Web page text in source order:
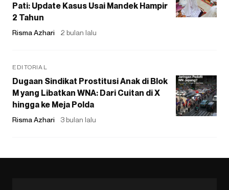
Pati: Update Kasus Usai Mandek Hampir
2 Tahun
Risma Azhari 2 bulan lalu
EDITORIAL
Dugaan Sindikat Prostitusi Anak di Blok
M yang Libatkan WNA: Dari Cuitan di X
hingga ke Meja Polda
Risma Azhari 3 bulan lalu